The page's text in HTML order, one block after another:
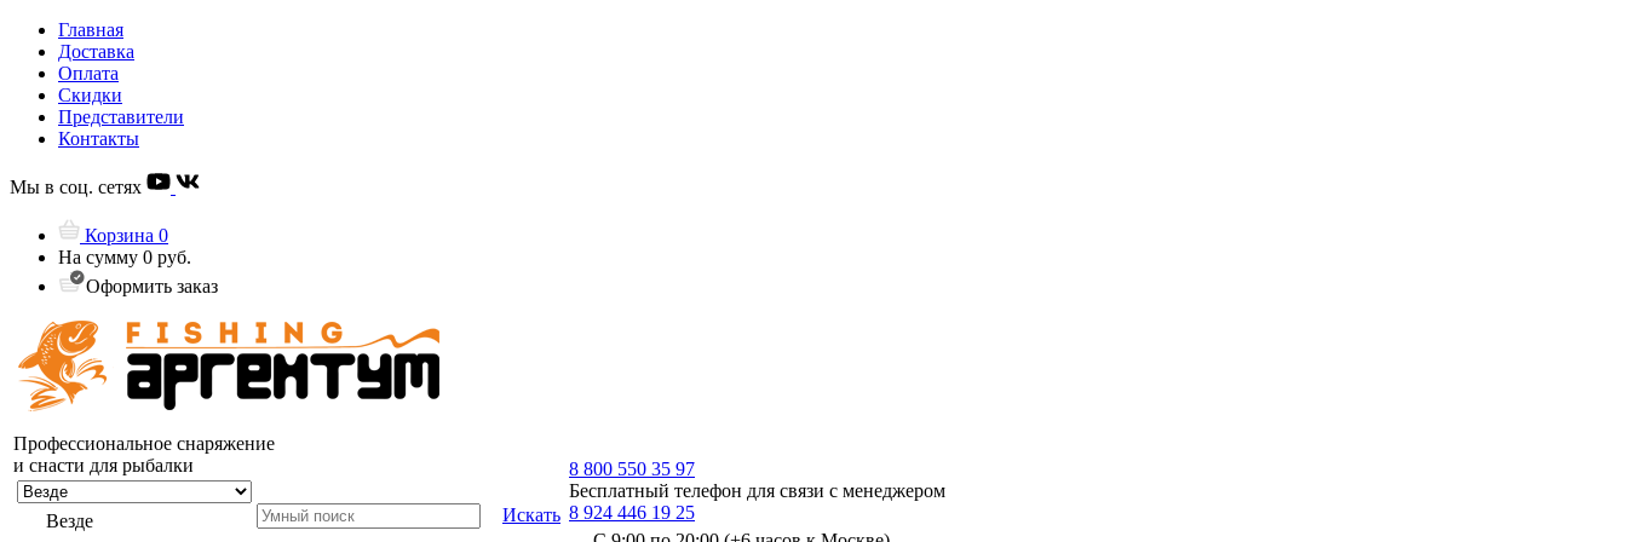
Главная
Доставка
Оплата
Скидки
Представители
Контакты
Мы в соц. сетях
Корзина 0
На сумму 0 руб.
Оформить заказ
Профессиональное снаряжение
и снасти для рыбалки
Везде Искать
8 800 550 35 97
Бесплатный телефон для связи с менеджером
8 924 446 19 25